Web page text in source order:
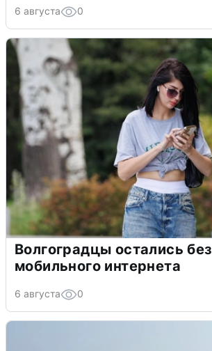
6 августа 0
Волгоградцы остались без
мобильного интернета
6 августа 0